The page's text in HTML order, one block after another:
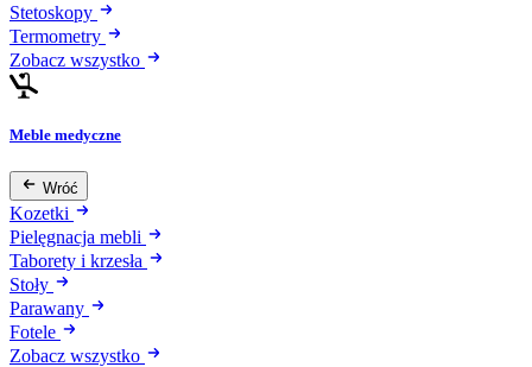
Stetoskopy
Termometry
Zobacz wszystko
Meble medyczne
Wróć
Kozetki
Pielęgnacja mebli
Taborety i krzesła
Stoły
Parawany
Fotele
Zobacz wszystko